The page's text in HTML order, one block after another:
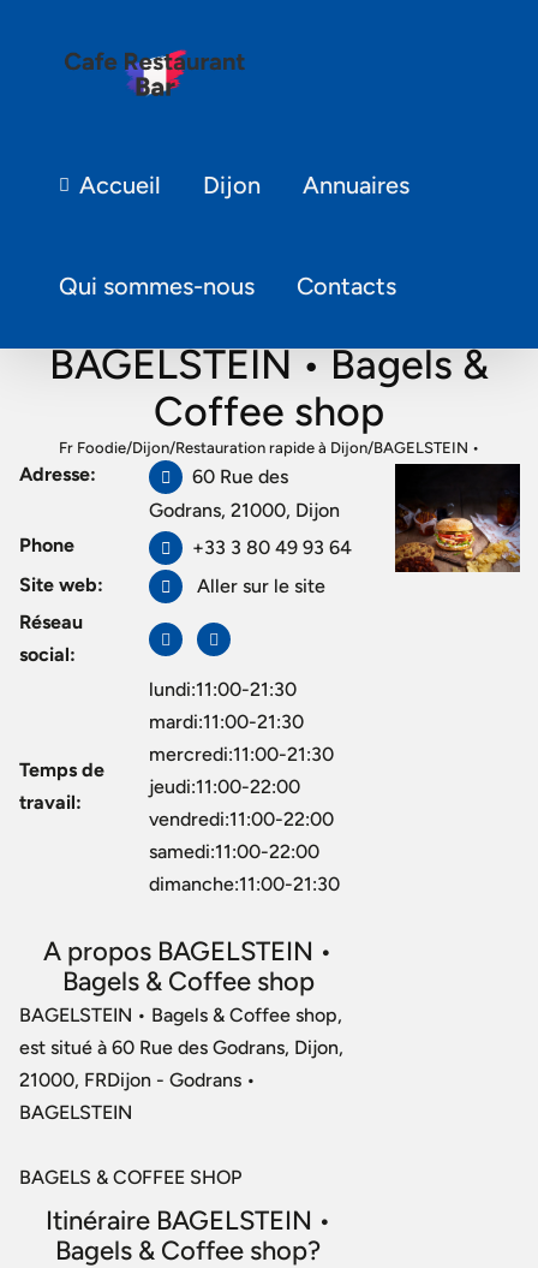
Accueil Dijon Annuaires
Qui sommes-nous Contacts
BAGELSTEIN • Bagels &
Coffee shop
Fr Foodie/Dijon/Restauration rapide à Dijon/BAGELSTEIN •
Bagels & Coffee shop
Adresse:
60 Rue des
Godrans, 21000, Dijon
Phone
+33 3 80 49 93 64
Site web:
Aller sur le site
Réseau
social:
Temps de
travail:
lundi:11:00-21:30
mardi:11:00-21:30
mercredi:11:00-21:30
jeudi:11:00-22:00
vendredi:11:00-22:00
samedi:11:00-22:00
dimanche:11:00-21:30
A propos BAGELSTEIN •
Bagels & Coffee shop
BAGELSTEIN • Bagels & Coffee shop,
est situé à 60 Rue des Godrans, Dijon,
21000, FRDijon - Godrans •
BAGELSTEIN
BAGELS & COFFEE SHOP
Itinéraire BAGELSTEIN •
Bagels & Coffee shop?